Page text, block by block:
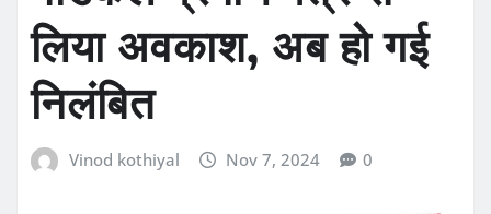
लिया अवकाश, अब हो गई
निलंबित
Vinod kothiyal Nov 7, 2024 0